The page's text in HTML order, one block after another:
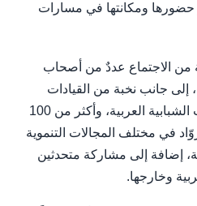
حضورها ومكانتها في مسارات
الاجتماع عددٌ من أصحاب
إلى جانب نخبة من القيادات
الحكومية ورؤساء المؤسسات الشبابية العربية، وأكثر من 100
في مختلف المجالات التنموية
إضافة إلى مشاركة متحدثين
وخارجها.